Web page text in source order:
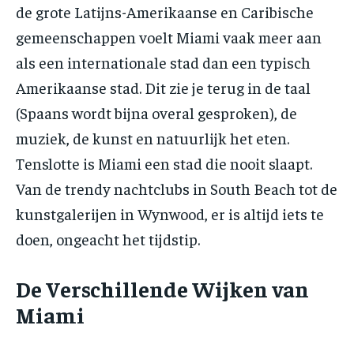
de grote Latijns-Amerikaanse en Caribische
gemeenschappen voelt Miami vaak meer aan
als een internationale stad dan een typisch
Amerikaanse stad. Dit zie je terug in de taal
(Spaans wordt bijna overal gesproken), de
muziek, de kunst en natuurlijk het eten.
Tenslotte is Miami een stad die nooit slaapt.
Van de trendy nachtclubs in South Beach tot de
kunstgalerijen in Wynwood, er is altijd iets te
doen, ongeacht het tijdstip.
De Verschillende Wijken van
Miami